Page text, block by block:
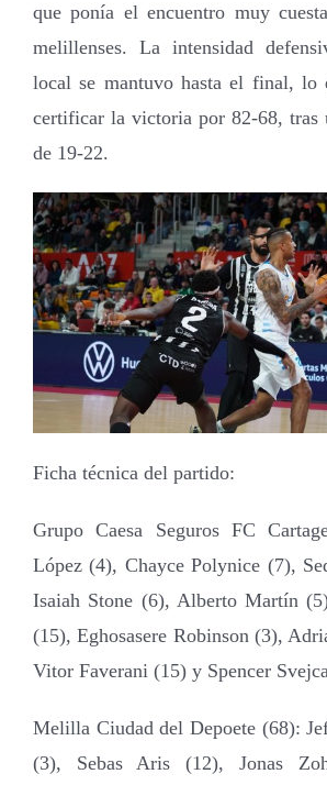
que ponía el encuentro muy
melillenses. La intensidad
local se mantuvo hasta el final, lo
certificar la victoria por 82-68, tras
de 19-22.
Ficha técnica del partido:
Grupo Caesa Seguros FC
López (4), Chayce Polynice (7),
Isaiah Stone (6), Alberto Martín
(15), Eghosasere Robinson (3),
Vitor Faverani (15) y Spencer
Melilla Ciudad del Depoete (68):
(3), Sebas Aris (12), Jonas